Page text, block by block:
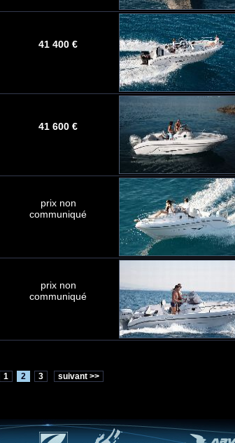
41 400 €
41 600 €
prix non
communiqué
prix non
communiqué
1 2 3 suivant >>